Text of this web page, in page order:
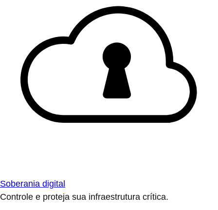
Soberania digital
Controle e proteja sua infraestrutura crítica.